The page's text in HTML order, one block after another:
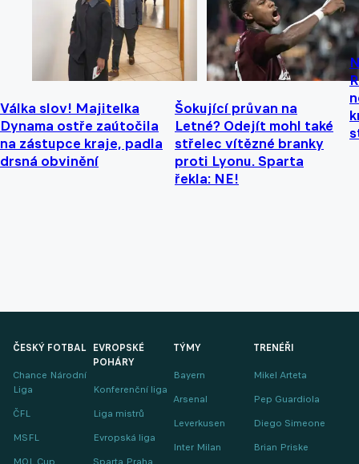
Válka slov! Majitelka
Dynama ostře zaútočila
na zástupce kraje, padla
drsná obvinění
Šokující průvan na
Letné? Odejít mohl také
střelec vítězné branky
proti Lyonu. Sparta
řekla: NE!
ČESKÝ FOTBAL
Chance Národní
Liga
ČFL
MSFL
MOL Cup
EVROPSKÉ
POHÁRY
Konferenční liga
Liga mistrů
Evropská liga
Sparta Praha
TÝMY
Bayern
Arsenal
Leverkusen
Inter Milan
TRENÉŘI
Mikel Arteta
Pep Guardiola
Diego Simeone
Brian Priske